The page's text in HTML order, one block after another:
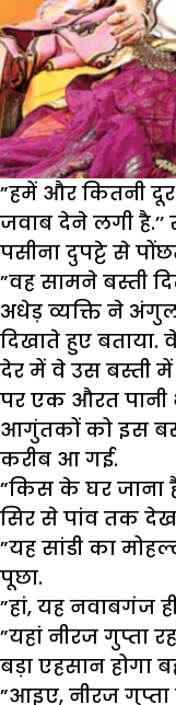
”हमें और कितनी दूर
जवाब देने लगी
पसीना दुपट्टे से
”वह सामने बस्ती
अधेड़ व्यक्ति ने
दिखाते हुए बताया.
देर में वे उस बस्ती
पर एक औरत पानी
आगुंतकों को इस
करीब आ गई.
”किस के घर जाना
सिर से पांव तक
”यह सांडी का
पूछा.
”हां, यह नवाबगंज ही
”यहां नीरज गुप्ता
बड़ा एहसान होगा
”आइए, नीरज गुप्ता